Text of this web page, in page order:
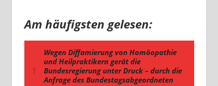
Am häufigsten gelesen: